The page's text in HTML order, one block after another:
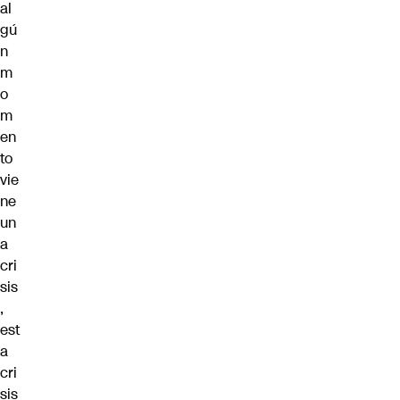
al
gú
n
m
o
m
en
to
vie
ne
un
a
cri
sis
,
est
a
cri
sis